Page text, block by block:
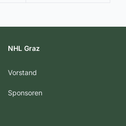
NHL Graz
Vorstand
Sponsoren